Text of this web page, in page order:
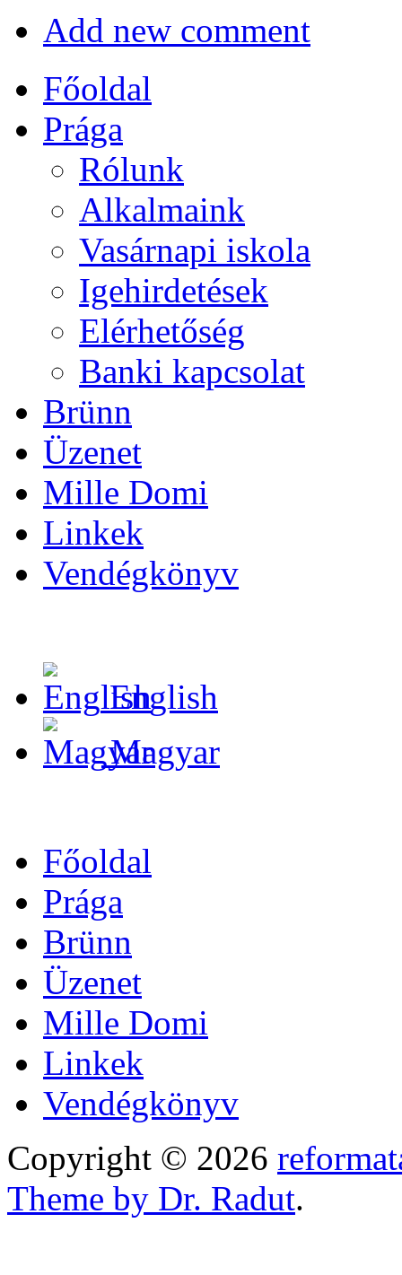
Add new comment
Főoldal
Prága
Rólunk
Alkalmaink
Vasárnapi iskola
Igehirdetések
Elérhetőség
Banki kapcsolat
Brünn
Üzenet
Mille Domi
Linkek
Vendégkönyv
English
Magyar
Főoldal
Prága
Brünn
Üzenet
Mille Domi
Linkek
Vendégkönyv
Copyright © 2026
Theme by Dr. Radut.